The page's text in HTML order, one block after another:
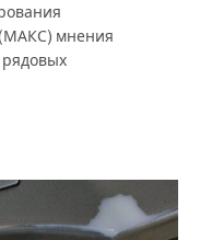
(МАКС) мнения
рядовых